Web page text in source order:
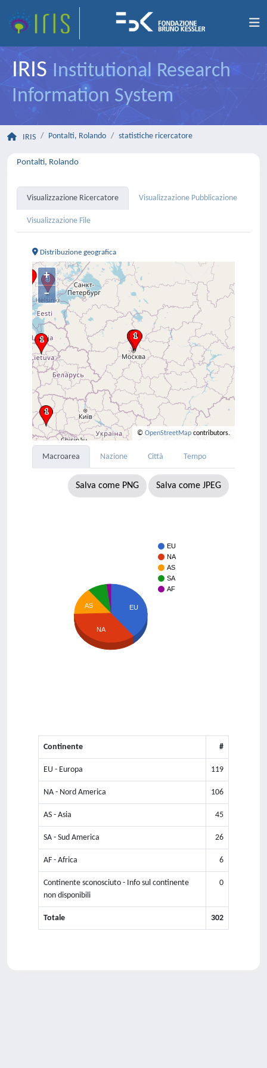
IRIS Institutional Research
Information System
IRIS Pontalti, Rolando statistiche ricercatore
Pontalti, Rolando
Visualizzazione Ricercatore Visualizzazione Pubblicazione
Visualizzazione File
Distribuzione geografica
+
–
© OpenStreetMap contributors.
Macroarea Nazione Città Tempo
Salva come PNG Salva come JPEG
EU
NA
AS
SA
AF
EU
AS
NA
Continente #
EU - Europa 119
NA - Nord America 106
AS - Asia 45
SA - Sud America 26
AF - Africa 6
Continente sconosciuto - Info sul continente
non disponibili
0
Totale 302